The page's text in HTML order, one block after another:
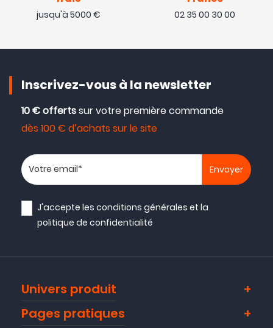
jusqu'à 5000 € 02 35 00 30 00
Inscrivez-vous à la newsletter
10 € offertssur votre première commande
dès 100 € d’achats sur le site
Votre adresse email
J'accepte lesconditions générales et la
politique de confidentialité
Univers produit
Pages pratiques